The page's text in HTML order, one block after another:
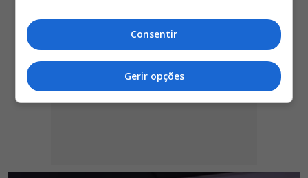
Consentir
Gerir opções